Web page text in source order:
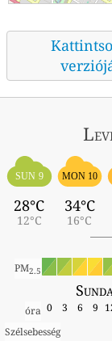
SUN 9
28°C
12°C
MON 10
34°C
16°C
PM2.5
óra 0 3 6 9
Szélsebesség